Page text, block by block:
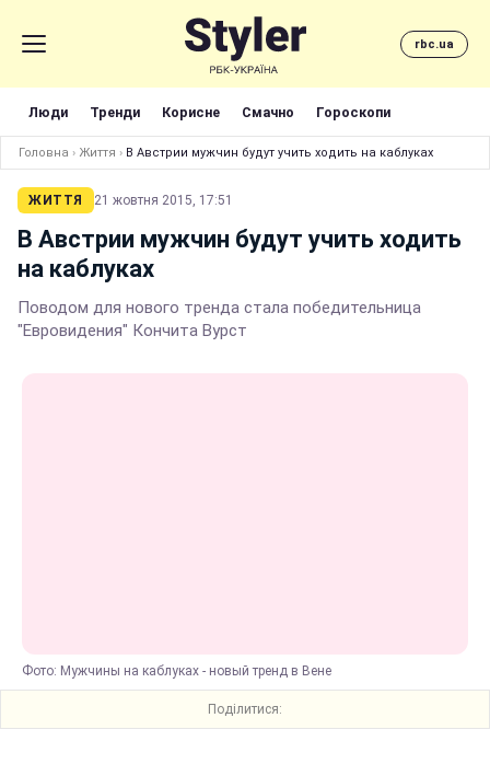
rbc.ua
Люди Тренди Корисне Смачно Гороскопи
Головна › Життя › В Австрии мужчин будут учить ходить на каблуках
ЖИТТЯ 21 жовтня 2015, 17:51
В Австрии мужчин будут учить ходить
на каблуках
Поводом для нового тренда стала победительница
"Евровидения" Кончита Вурст
Фото: Мужчины на каблуках - новый тренд в Вене
Поділитися: